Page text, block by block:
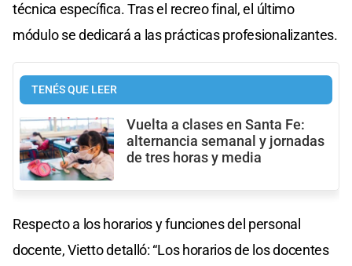
técnica específica. Tras el recreo final, el último
módulo se dedicará a las prácticas profesionalizantes.
TENÉS QUE LEER
Vuelta a clases en Santa Fe:
alternancia semanal y jornadas
de tres horas y media
Respecto a los horarios y funciones del personal
docente, Vietto detalló: “Los horarios de los docentes